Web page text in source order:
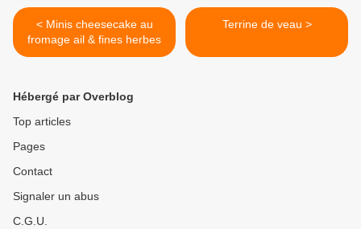
< Minis cheesecake au
fromage ail & fines herbes
Terrine de veau >
Hébergé par Overblog
Top articles
Pages
Contact
Signaler un abus
C.G.U.